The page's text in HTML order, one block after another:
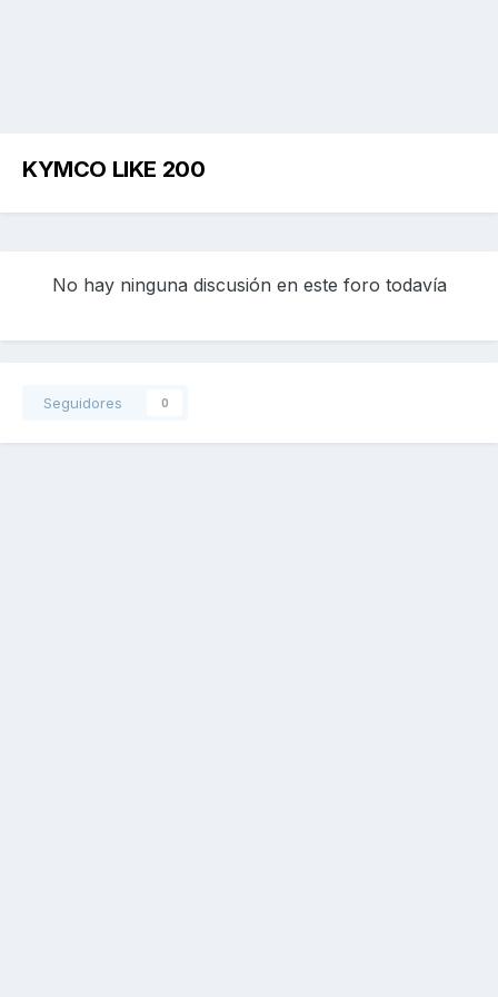
KYMCO LIKE 200
No hay ninguna discusión en este foro todavía
Seguidores 0